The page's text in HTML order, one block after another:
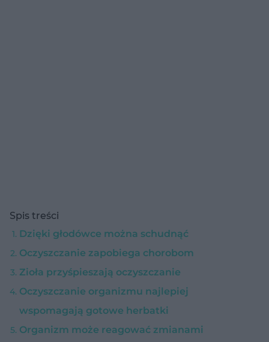
Spis treści
Dzięki głodówce można schudnąć
Oczyszczanie zapobiega chorobom
Zioła przyśpieszają oczyszczanie
Oczyszczanie organizmu najlepiej
wspomagają gotowe herbatki
Organizm może reagować zmianami